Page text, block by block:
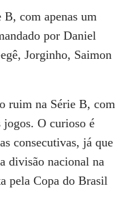
B, com apenas um
por Daniel
Jorginho, Saimon
ruim na Série B, com
jogos. O curioso é
consecutivas, já que
divisão nacional na
pela Copa do Brasil